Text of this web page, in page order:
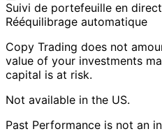
Suivi de portefeuille en direct
Rééquilibrage automatique
Copy Trading does not
value of your investments
capital is at risk.
Not available in the US.
Past Performance is not an